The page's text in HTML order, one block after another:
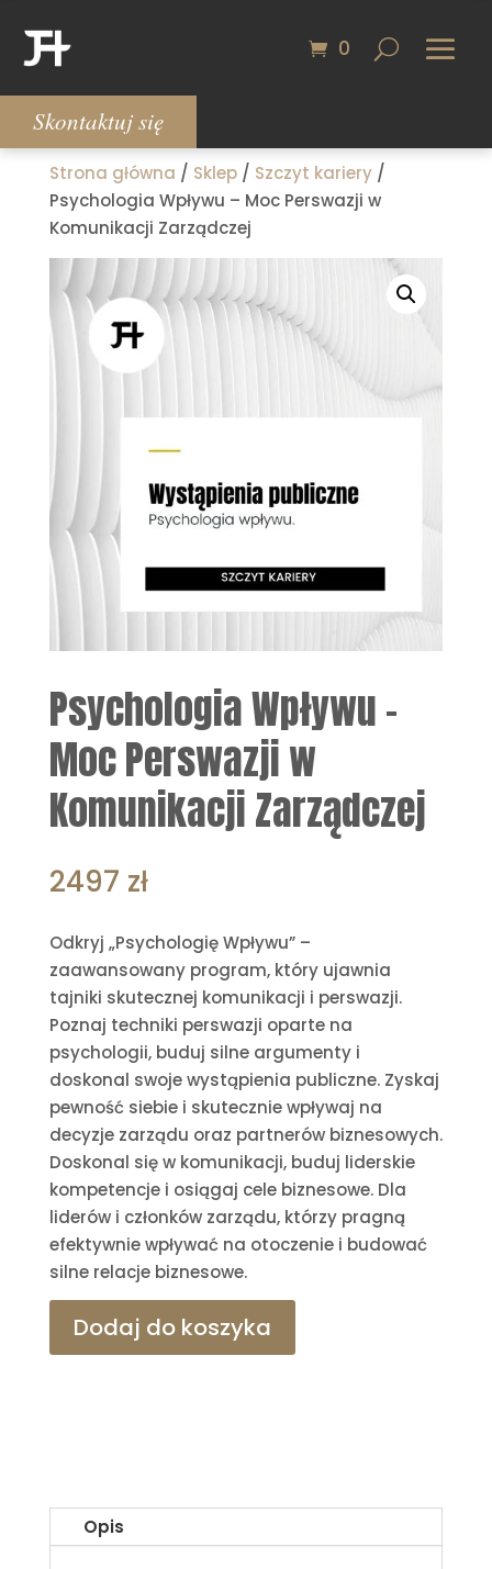
0
Skontaktuj się
Strona główna / Sklep/ Szczyt kariery/
Psychologia Wpływu – Moc Perswazji w
Komunikacji Zarządczej
Psychologia Wpływu –
Moc Perswazji w
Komunikacji Zarządczej
2497 zł
Odkryj „Psychologię Wpływu” –
zaawansowany program, który ujawnia
tajniki skutecznej komunikacji i perswazji.
Poznaj techniki perswazji oparte na
psychologii, buduj silne argumenty i
doskonal swoje wystąpienia publiczne. Zyskaj
pewność siebie i skutecznie wpływaj na
decyzje zarządu oraz partnerów biznesowych.
Doskonal się w komunikacji, buduj liderskie
kompetencje i osiągaj cele biznesowe. Dla
liderów i członków zarządu, którzy pragną
efektywnie wpływać na otoczenie i budować
silne relacje biznesowe.
Dodaj do koszyka
Opis